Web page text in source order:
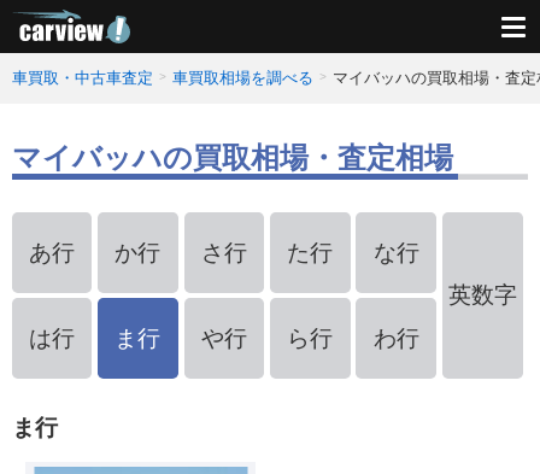
車買取・中古車査定 車買取相場を調べる マイバッハの買取相場・査定
マイバッハの買取相場・査定相場
あ行 か行 さ行 た行 な行
は行 ま行 や行 ら行 わ行
英数字
ま行